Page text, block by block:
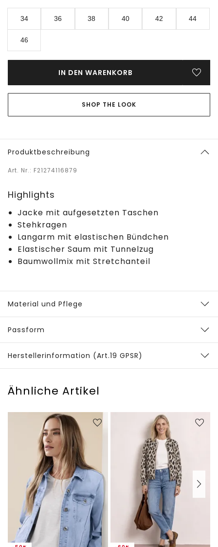
34 36 38 40 42 44
46
IN DEN WARENKORB
SHOP THE LOOK
Produktbeschreibung
Art. Nr.: F21274116879
Highlights
Jacke mit aufgesetzten Taschen
Stehkragen
Langarm mit elastischen Bündchen
Elastischer Saum mit Tunnelzug
Baumwollmix mit Stretchanteil
Material und Pflege
Passform
Herstellerinformation (Art.19 GPSR)
Ähnliche Artikel